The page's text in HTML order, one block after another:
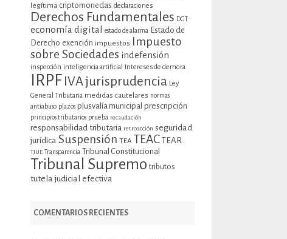
legítima criptomonedas declaraciones
Derechos Fundamentales DGT
economía digital estado de alarma
Estado de
Derecho exención impuestos
Impuesto
sobre Sociedades indefensión
inspección inteligencia artificial Intereses de demora
IRPF IVAjurisprudencia Ley
General Tributaria medidas cautelares normas
antiabuso plazos plusvalía municipal prescripción
principios tributarios prueba recaudación
responsabilidad tributaria retroacción seguridad
jurídica Suspensión TEA TEAC TEAR
TJUE Transparencia Tribunal Constitucional
Tribunal Supremo tributos
tutela judicial efectiva
COMENTARIOS RECIENTES